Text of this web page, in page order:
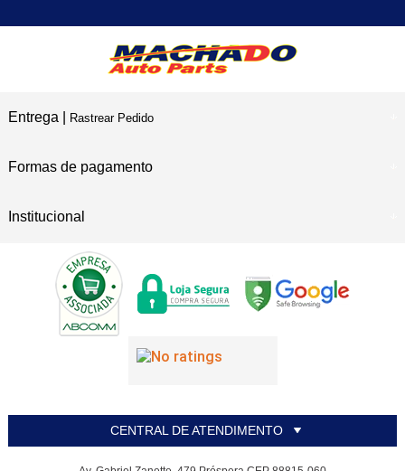
Entrega | Rastrear Pedido
Formas de pagamento
Institucional
CENTRAL DE ATENDIMENTO